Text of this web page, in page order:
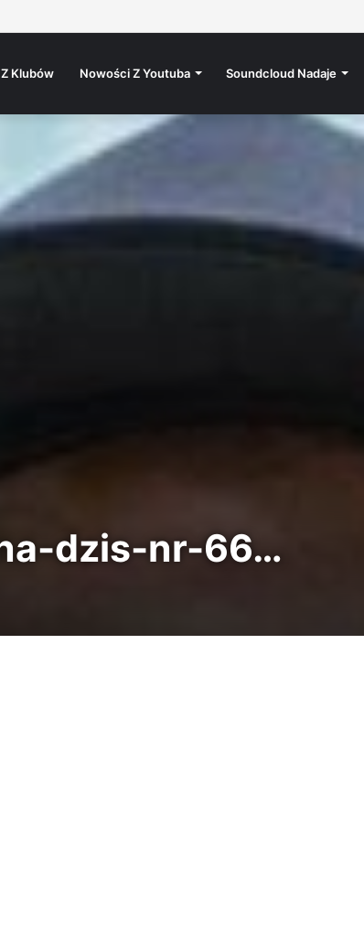
na kanale Altereggo Records #altereggo #rap #rolka #hiphop
Klubów Nowości Z Youtuba Soundcloud Nadaje
dzis-nr-66…